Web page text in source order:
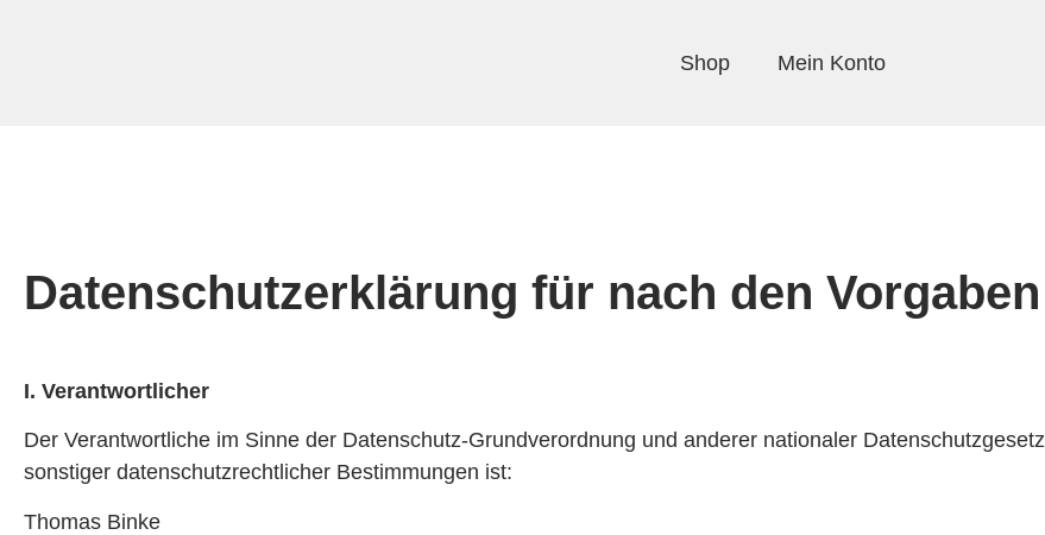
Shop Mein Konto
Datenschutzerklärung für nach den
I. Verantwortlicher
Der Verantwortliche im Sinne der Datenschutz-Grundverordnung und anderer nationaler
sonstiger datenschutzrechtlicher Bestimmungen ist:
Thomas Binke